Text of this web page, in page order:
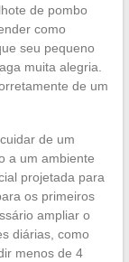
de pombo
como
seu pequeno
muita alegria.
de um
de um
a um ambiente
projetada para
os primeiros
ampliar o
diárias, como
menos de 4